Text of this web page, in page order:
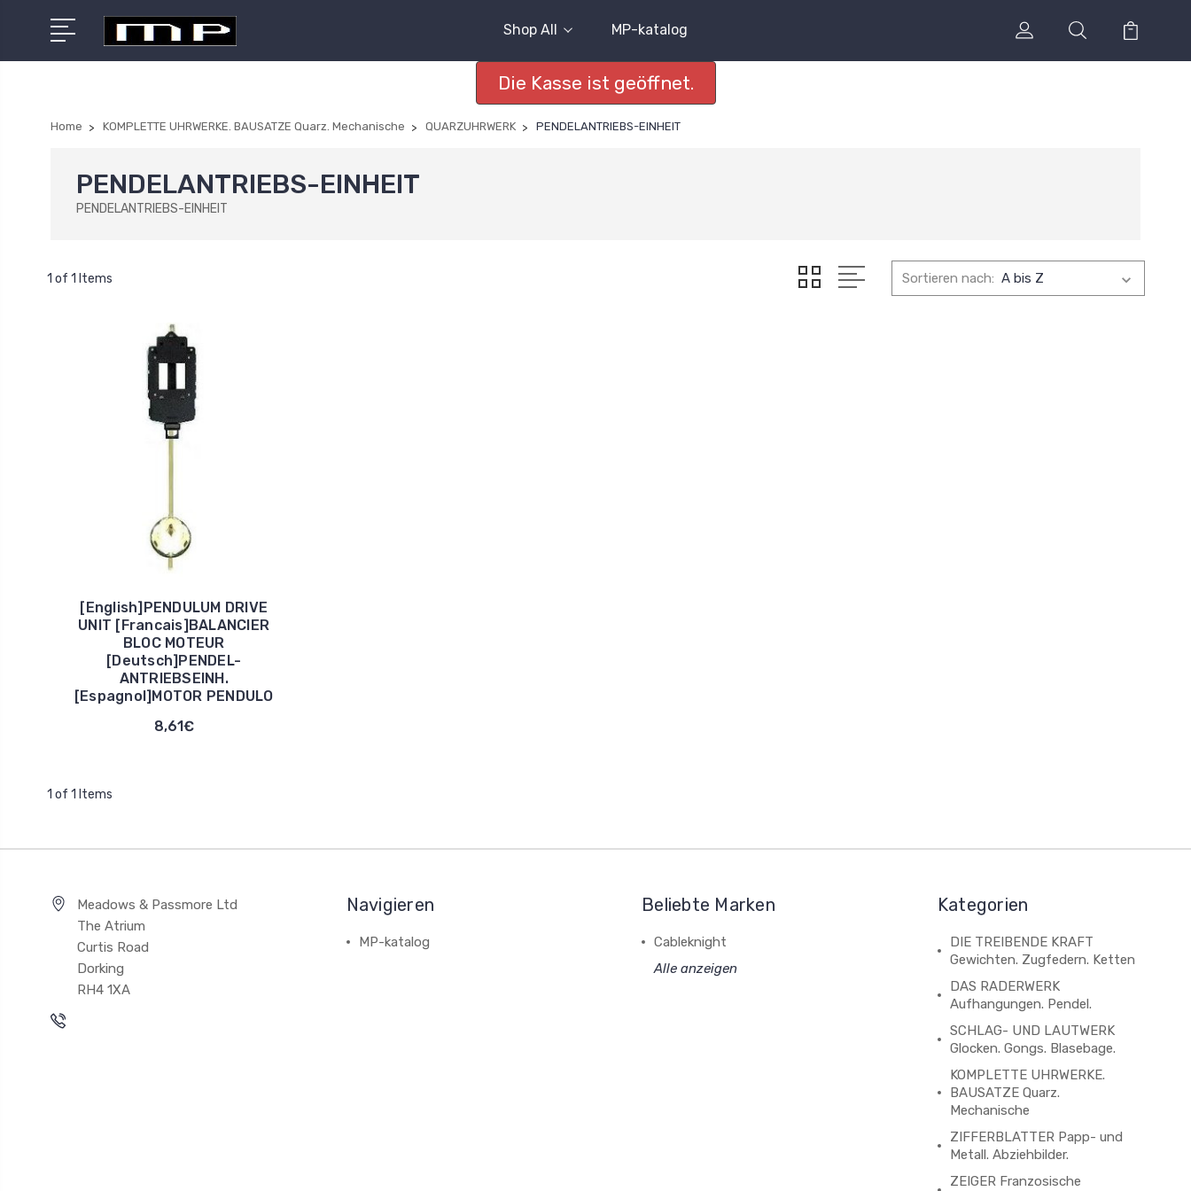
Shop All MP-katalog
Die Kasse ist geöffnet.
Home KOMPLETTE UHRWERKE. BAUSATZE Quarz. Mechanische QUARZUHRWERK PENDELANTRIEBS-EINHEIT
PENDELANTRIEBS-EINHEIT
PENDELANTRIEBS-EINHEIT
1 of 1 Items Sortieren nach:
[English]PENDULUM DRIVE
UNIT [Francais]BALANCIER
BLOC MOTEUR
[Deutsch]PENDEL-
ANTRIEBSEINH.
[Espagnol]MOTOR PENDULO
8,61€
1 of 1 Items
Meadows & Passmore Ltd
The Atrium
Curtis Road
Dorking
RH4 1XA
Navigieren
MP-katalog
Beliebte Marken
Cableknight
Alle anzeigen
Kategorien
DIE TREIBENDE KRAFT
Gewichten. Zugfedern. Ketten
DAS RADERWERK
Aufhangungen. Pendel.
SCHLAG- UND LAUTWERK
Glocken. Gongs. Blasebage.
KOMPLETTE UHRWERKE.
BAUSATZE Quarz.
Mechanische
ZIFFERBLATTER Papp- und
Metall. Abziehbilder.
ZEIGER Franzosische